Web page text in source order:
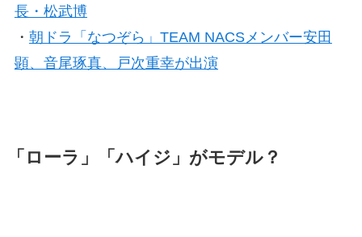
長・松武博
・ 朝ドラ「なつぞら」TEAM NACSメンバー安田
顕、音尾琢真、戸次重幸が出演
「ローラ」「ハイジ」がモデル？